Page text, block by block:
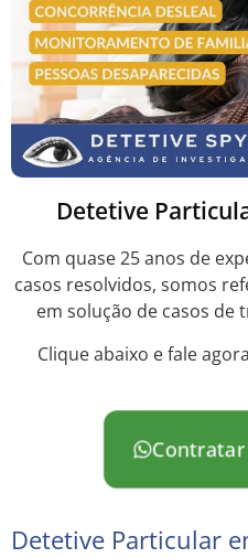
Detetive
Com quase 25 anos de
casos resolvidos, somos
em solução de casos de
Clique abaixo e fale
Contratar
Detetive Particular